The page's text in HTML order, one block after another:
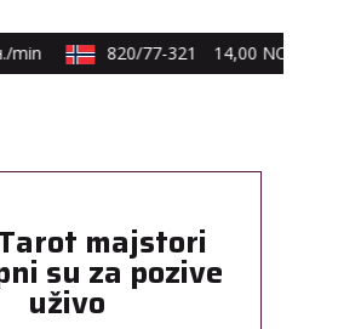
min 820/77-321 14,00 NOK/min
majstori
su za pozive
uživo